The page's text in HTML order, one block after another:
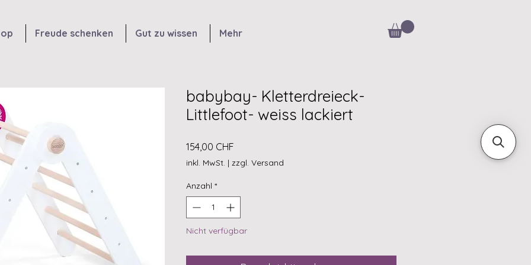
Freude schenken Gut zu wissen Mehr
babybay- Kletterdreieck-
Littlefoot- weiss lackiert
154,00 CHF
inkl. MwSt. | zzgl. Versand
Anzahl *
Nicht verfügbar